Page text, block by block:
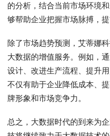
的分析，结合当前市场环境
够帮助企业把握市场脉搏，提
除了市场趋势预测，艾蒂娜
大数据的增值服务。例如，
设计、改进生产流程、提升
不仅有助于企业降低成本、
牌形象和市场竞争力。
总之，大数据时代的到来为